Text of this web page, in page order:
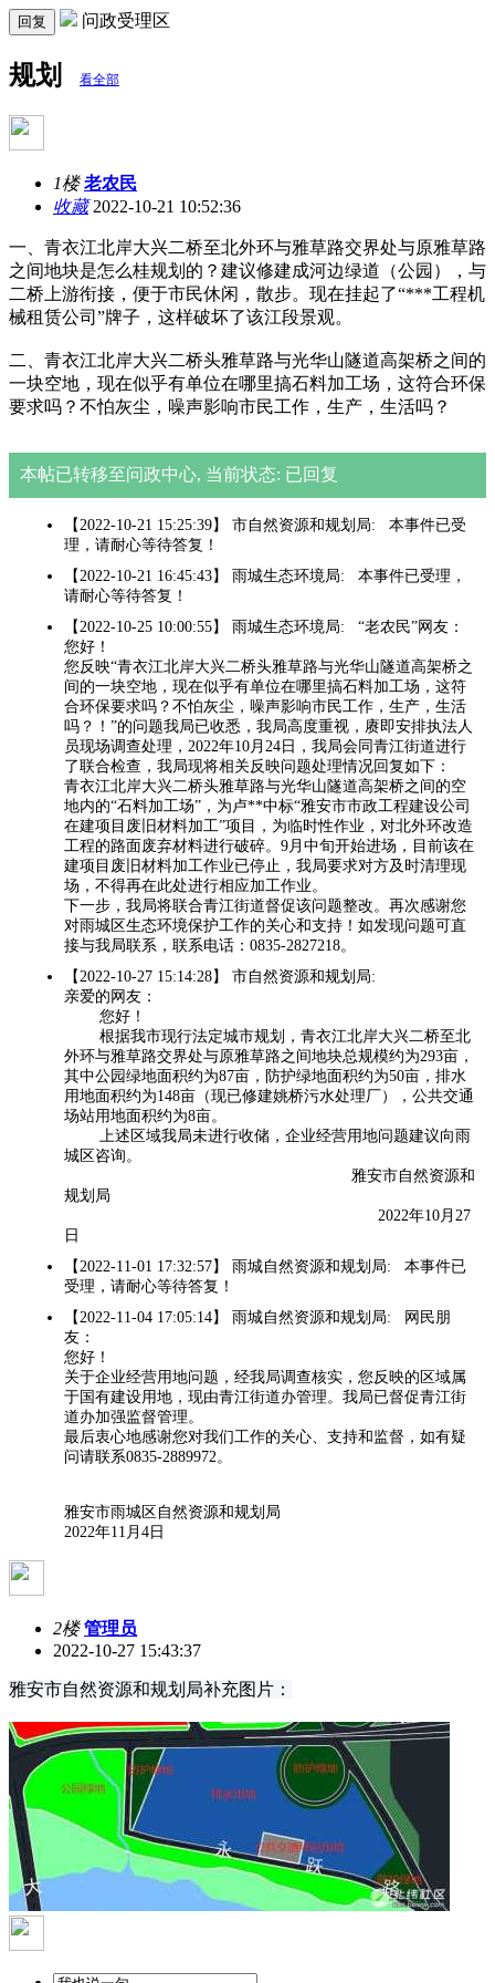
回复 问政受理区
规划 看全部
1楼 老农民
收藏2022-10-21 10:52:36
一、青衣江北岸大兴二桥至北外环与雅草路交界处与原雅草路
之间地块是怎么桂规划的？建议修建成河边绿道（公园），与
二桥上游衔接，便于市民休闲，散步。现在挂起了“***工程机
械租赁公司”牌子，这样破坏了该江段景观。
二、青衣江北岸大兴二桥头雅草路与光华山隧道高架桥之间的
一块空地，现在似乎有单位在哪里搞石料加工场，这符合环保
要求吗？不怕灰尘，噪声影响市民工作，生产，生活吗？
本帖已转移至问政中心, 当前状态: 已回复
【2022-10-21 15:25:39】 市自然资源和规划局: 本事件已受
理，请耐心等待答复！
【2022-10-21 16:45:43】 雨城生态环境局: 本事件已受理，
请耐心等待答复！
【2022-10-25 10:00:55】 雨城生态环境局: “老农民”网友：
您好！
您反映“青衣江北岸大兴二桥头雅草路与光华山隧道高架桥之
间的一块空地，现在似乎有单位在哪里搞石料加工场，这符
合环保要求吗？不怕灰尘，噪声影响市民工作，生产，生活
吗？！”的问题我局已收悉，我局高度重视，赓即安排执法人
员现场调查处理，2022年10月24日，我局会同青江街道进行
了联合检查，我局现将相关反映问题处理情况回复如下：
青衣江北岸大兴二桥头雅草路与光华山隧道高架桥之间的空
地内的“石料加工场”，为卢**中标“雅安市市政工程建设公司
在建项目废旧材料加工”项目，为临时性作业，对北外环改造
工程的路面废弃材料进行破碎。9月中旬开始进场，目前该在
建项目废旧材料加工作业已停止，我局要求对方及时清理现
场，不得再在此处进行相应加工作业。
下一步，我局将联合青江街道督促该问题整改。再次感谢您
对雨城区生态环境保护工作的关心和支持！如发现问题可直
接与我局联系，联系电话：0835-2827218。
【2022-10-27 15:14:28】 市自然资源和规划局:
亲爱的网友：
您好！
根据我市现行法定城市规划，青衣江北岸大兴二桥至北
外环与雅草路交界处与原雅草路之间地块总规模约为293亩，
其中公园绿地面积约为87亩，防护绿地面积约为50亩，排水
用地面积约为148亩（现已修建姚桥污水处理厂），公共交通
场站用地面积约为8亩。
上述区域我局未进行收储，企业经营用地问题建议向雨
城区咨询。
雅安市自然资源和
规划局
2022年10月27
日
【2022-11-01 17:32:57】 雨城自然资源和规划局: 本事件已
受理，请耐心等待答复！
【2022-11-04 17:05:14】 雨城自然资源和规划局: 网民朋
友：
您好！
关于企业经营用地问题，经我局调查核实，您反映的区域属
于国有建设用地，现由青江街道办管理。我局已督促青江街
道办加强监督管理。
最后衷心地感谢您对我们工作的关心、支持和监督，如有疑
问请联系0835-2889972。
雅安市雨城区自然资源和规划局
2022年11月4日
2楼 管理员
2022-10-27 15:43:37
雅安市自然资源和规划局补充图片：